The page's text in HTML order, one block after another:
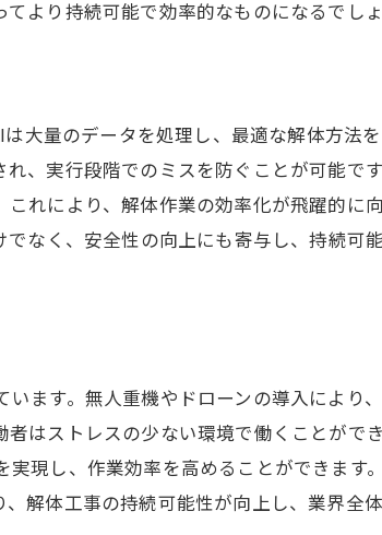
より持続可能で効率的なものになるでしょ
大量のデータを処理し、最適な解体方法
、実行段階でのミスを防ぐことが可能で
れにより、解体作業の効率化が飛躍的に
なく、安全性の向上にも寄与し、持続可
ます。無人重機やドローンの導入により
はストレスの少ない環境で働くことがで
現し、作業効率を高めることができます
解体工事の持続可能性が向上し、業界全